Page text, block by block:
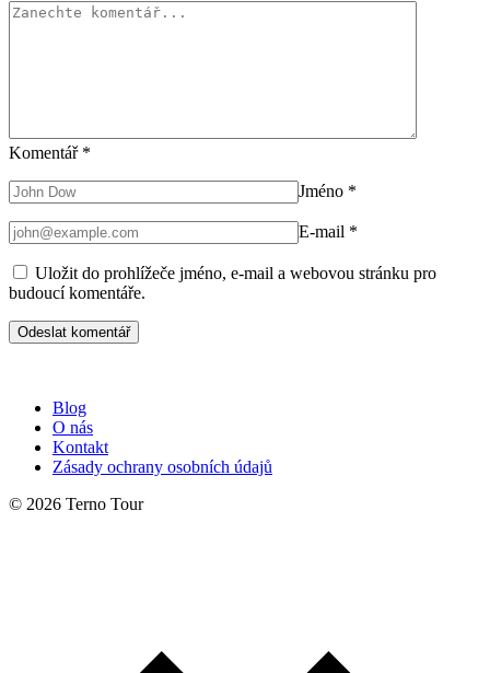
Komentář *
Jméno *
E-mail *
Uložit do prohlížeče jméno, e-mail a webovou stránku pro
budoucí komentáře.
Blog
O nás
Kontakt
Zásady ochrany osobních údajů
© 2026 Terno Tour